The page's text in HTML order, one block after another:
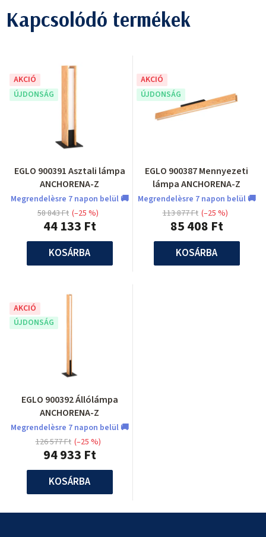
Kapcsolódó termékek
AKCIÓ
ÚJDONSÁG
EGLO 900391 Asztali lámpa
ANCHORENA-Z
Megrendelèsre 7 napon belül 🚚
44 133 Ft
58 843 Ft (–25 %)
KOSÁRBA
AKCIÓ
ÚJDONSÁG
EGLO 900387 Mennyezeti
lámpa ANCHORENA-Z
Megrendelèsre 7 napon belül 🚚
85 408 Ft
113 877 Ft (–25 %)
KOSÁRBA
AKCIÓ
ÚJDONSÁG
EGLO 900392 Állólámpa
ANCHORENA-Z
Megrendelèsre 7 napon belül 🚚
94 933 Ft
126 577 Ft (–25 %)
KOSÁRBA